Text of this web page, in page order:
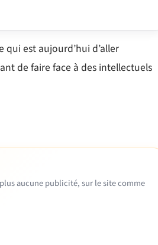
qui est aujourd’hui d’aller
de faire face à des intellectuels
aucune publicité, sur le site comme